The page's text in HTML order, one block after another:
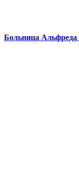
Больница Альфреда